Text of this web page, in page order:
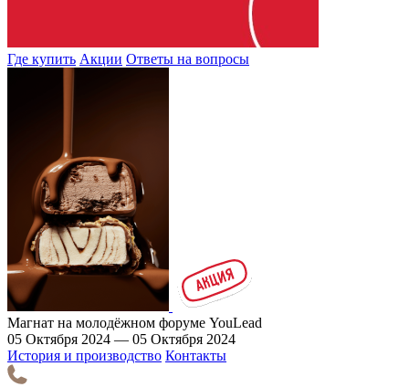
Где купить Акции Ответы на вопросы
Магнат на молодёжном форуме YouLead
05 Октября 2024 — 05 Октября 2024
История и производство Контакты